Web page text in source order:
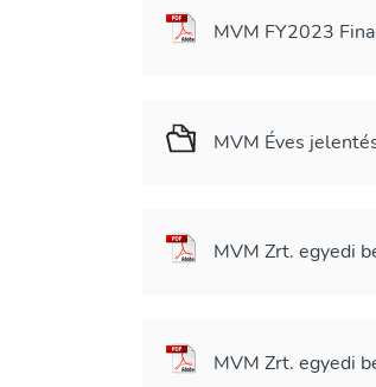
MVM FY2023
MVM Éves
MVM Zrt. egyedi
MVM Zrt. egyedi